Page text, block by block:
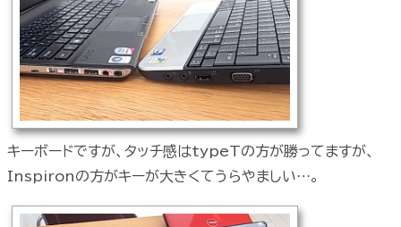
キーボードですが、タッチ感はtypeTの方が勝ってますが、
Inspironの方がキーが大きくてうらやましい…。